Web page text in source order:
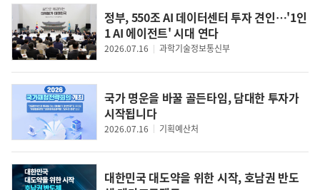
정부, 550조 AI 데이터센터 투자 견인…'1인
1 AI 에이전트' 시대 연다
2026.07.16 과학기술정보통신부
국가 명운을 바꿀 골든타임, 담대한 투자가
시작됩니다
2026.07.16 기획예산처
대한민국 대도약을 위한 시작, 호남권 반도